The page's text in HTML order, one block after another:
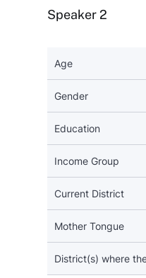
Speaker 2
Age
Gender
Education
Income Group
Current District
Mother Tongue
District(s) where